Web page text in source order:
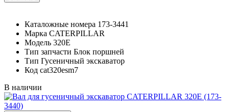
Каталожные номера 173-3441
Марка CATERPILLAR
Модель 320E
Тип запчасти Блок поршней
Тип Гусеничный экскаватор
Код cat320esm7
В наличии